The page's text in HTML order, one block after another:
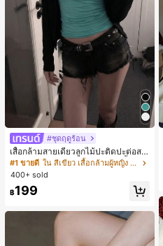
#ชุดฤดูร้อน
เสื้อกล้ามสายเดี่ยวลูกไม้ปะติดปะต่อสไ
ตล์เกาหลี, สุนทรียศาสตร์ Y2K, เสื้อผ้าส
ตรีทแวร์ลำลองฤดูร้อน
#1 ขายดี
ใน สีเขียว เสื้อกล้ามผู้หญิง & Camis
400+ sold
฿199